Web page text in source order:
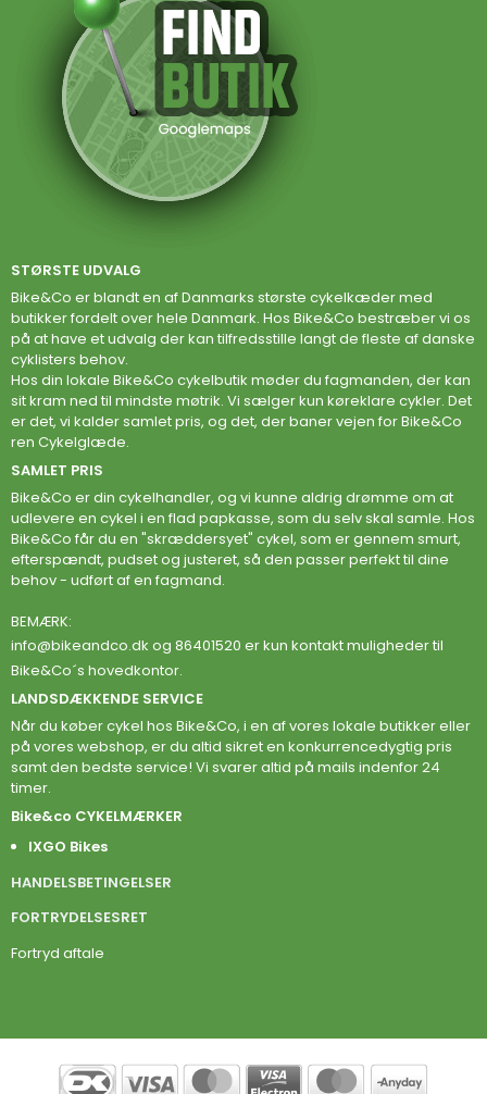
STØRSTE UDVALG
Bike&Co er blandt en af Danmarks største cykelkæder med
butikker fordelt over hele Danmark. Hos Bike&Co bestræber vi os
på at have et udvalg der kan tilfredsstille langt de fleste af danske
cyklisters behov.
Hos din lokale Bike&Co cykelbutik møder du fagmanden, der kan
sit kram ned til mindste møtrik. Vi sælger kun køreklare cykler. Det
er det, vi kalder samlet pris, og det, der baner vejen for Bike&Co
ren Cykelglæde.
SAMLET PRIS
Bike&Co er din cykelhandler, og vi kunne aldrig drømme om at
udlevere en cykel i en flad papkasse, som du selv skal samle. Hos
Bike&Co får du en "skræddersyet" cykel, som er gennem smurt,
efterspændt, pudset og justeret, så den passer perfekt til dine
behov - udført af en fagmand.
BEMÆRK:
info@bikeandco.dk og 86401520 er kun kontakt muligheder til
Bike&Co´s hovedkontor.
LANDSDÆKKENDE SERVICE
Når du køber cykel hos Bike&Co, i en af vores lokale butikker eller
på vores webshop, er du altid sikret en konkurrencedygtig pris
samt den bedste service! Vi svarer altid på mails indenfor 24
timer.
Bike&co CYKELMÆRKER
IXGO Bikes
HANDELSBETINGELSER
FORTRYDELSESRET
Fortryd aftale